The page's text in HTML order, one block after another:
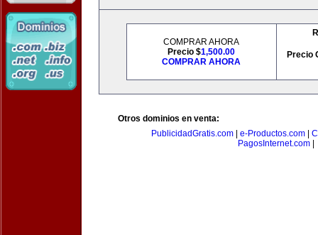
COMPRAR AHORA
Precio $1,500.00
COMPRAR AHORA
Precio
Otros dominios en venta:
PublicidadGratis.com
e-Productos.com
PagosInternet.com